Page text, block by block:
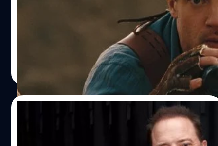
เบรนแดน เฟรเซอร์ (Brendan Fraser) เจ้าของบทบาท ริก โอ
คอนเนล (Rick O'Connell) เผยประสบการณ์โดนรัดคอจน
หมดสติเกือบตายในกองถ่าย The Mummy
| 1415 days ago
Brendan Fraser เผย ไม่เคยมีใครมอบรางวัล